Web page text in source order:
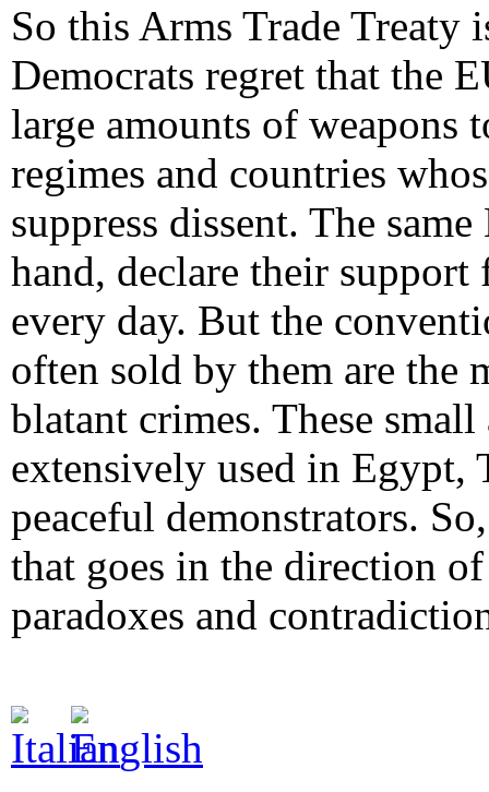
So this Arms Trade Treaty
Democrats regret that the
large amounts of weapons
regimes and countries
suppress dissent. The
hand, declare their
every day. But the
often sold by them are the
blatant crimes. These
extensively used in Egypt,
peaceful demonstrators.
that goes in the direction
paradoxes and